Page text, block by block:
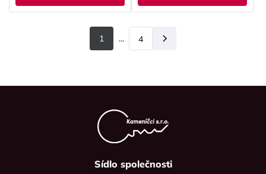
1 ... 4
Sídlo společnosti